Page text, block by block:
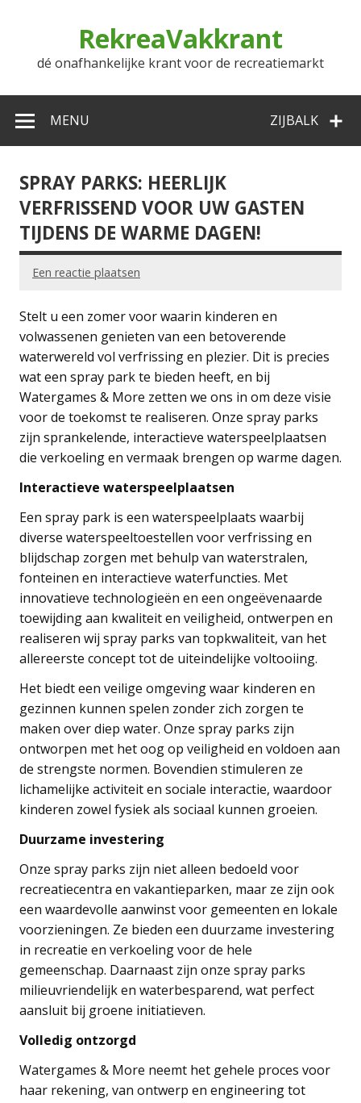
RekreaVakkrant
dé onafhankelijke krant voor de recreatiemarkt
ZIJBALK
MENU
SPRAY PARKS: HEERLIJK
VERFRISSEND VOOR UW GASTEN
TIJDENS DE WARME DAGEN!
Een reactie plaatsen
Stelt u een zomer voor waarin kinderen en
volwassenen genieten van een betoverende
waterwereld vol verfrissing en plezier. Dit is precies
wat een spray park te bieden heeft, en bij
Watergames & More zetten we ons in om deze visie
voor de toekomst te realiseren. Onze spray parks
zijn sprankelende, interactieve waterspeelplaatsen
die verkoeling en vermaak brengen op warme dagen.
Interactieve waterspeelplaatsen
Een spray park is een waterspeelplaats waarbij
diverse waterspeeltoestellen voor verfrissing en
blijdschap zorgen met behulp van waterstralen,
fonteinen en interactieve waterfuncties. Met
innovatieve technologieën en een ongeëvenaarde
toewijding aan kwaliteit en veiligheid, ontwerpen en
realiseren wij spray parks van topkwaliteit, van het
allereerste concept tot de uiteindelijke voltooiing.
Het biedt een veilige omgeving waar kinderen en
gezinnen kunnen spelen zonder zich zorgen te
maken over diep water. Onze spray parks zijn
ontworpen met het oog op veiligheid en voldoen aan
de strengste normen. Bovendien stimuleren ze
lichamelijke activiteit en sociale interactie, waardoor
kinderen zowel fysiek als sociaal kunnen groeien.
Duurzame investering
Onze spray parks zijn niet alleen bedoeld voor
recreatiecentra en vakantieparken, maar ze zijn ook
een waardevolle aanwinst voor gemeenten en lokale
voorzieningen. Ze bieden een duurzame investering
in recreatie en verkoeling voor de hele
gemeenschap. Daarnaast zijn onze spray parks
milieuvriendelijk en waterbesparend, wat perfect
aansluit bij groene initiatieven.
Volledig ontzorgd
Watergames & More neemt het gehele proces voor
haar rekening, van ontwerp en engineering tot